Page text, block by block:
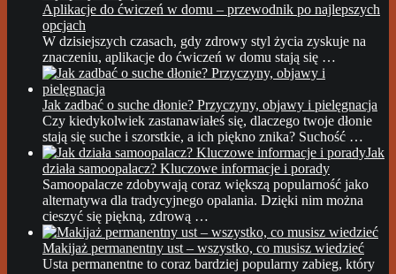
Aplikacje do ćwiczeń w domu – przewodnik po najlepszych
opcjach
W dzisiejszych czasach, gdy zdrowy styl życia zyskuje na
znaczeniu, aplikacje do ćwiczeń w domu stają się …
Jak zadbać o suche dłonie? Przyczyny, objawy i pielęgnacja
Czy kiedykolwiek zastanawiałeś się, dlaczego twoje dłonie
stają się suche i szorstkie, a ich piękno znika? Suchość …
Jak
działa samoopalacz? Kluczowe informacje i porady
Samoopalacze zdobywają coraz większą popularność jako
alternatywa dla tradycyjnego opalania. Dzięki nim można
cieszyć się piękną, zdrową …
Makijaż permanentny ust – wszystko, co musisz wiedzieć
Usta permanentne to coraz bardziej popularny zabieg, który